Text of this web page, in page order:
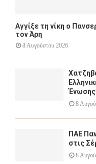
Αγγίξε τη νίκη ο
τον Άρη
8 Αυγούστου 2026
8
ΠΑΕ
στις
8